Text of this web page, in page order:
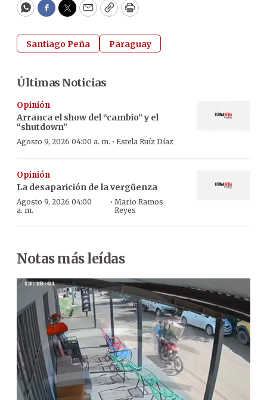
WhatsApp
Facebook
Twitter
EmailCopyPrint
Santiago Peña Paraguay
Últimas Noticias
Opinión
Arranca el show del “cambio” y el
“shutdown”
Agosto 9, 2026 04:00 a. m. · Estela Ruíz Díaz
Opinión
La desaparición de la vergüenza
Agosto 9, 2026 04:00
a. m.
· Mario Ramos
Reyes
Notas más leídas